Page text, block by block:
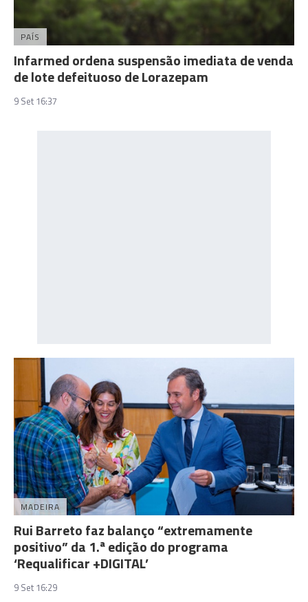
PAÍS
Infarmed ordena suspensão imediata de venda
de lote defeituoso de Lorazepam
9 Set 16:37
MADEIRA
Rui Barreto faz balanço “extremamente
positivo” da 1.ª edição do programa
‘Requalificar +DIGITAL’
9 Set 16:29